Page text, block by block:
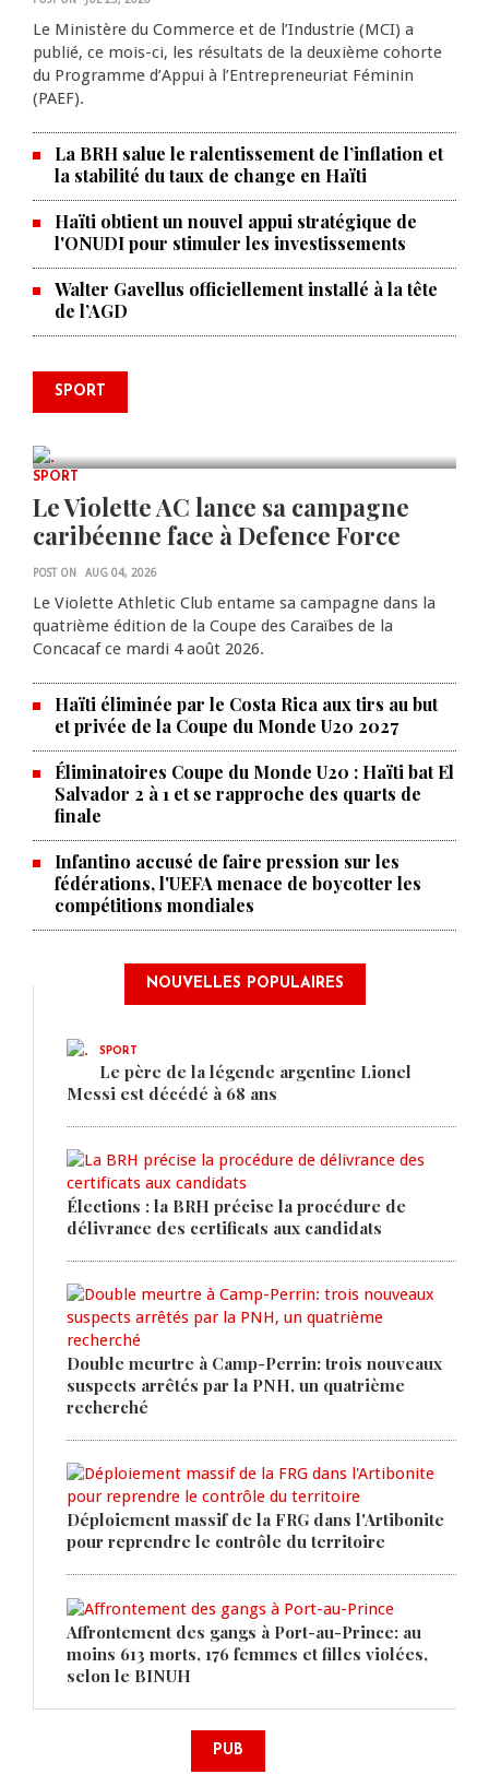
Le Ministère du Commerce et de l’Industrie (MCI) a
publié, ce mois-ci, les résultats de la deuxième cohorte
du Programme d’Appui à l’Entrepreneuriat Féminin
(PAEF).
La BRH salue le ralentissement de l’inflation et
la stabilité du taux de change en Haïti
Haïti obtient un nouvel appui stratégique de
l'ONUDI pour stimuler les investissements
Walter Gavellus officiellement installé à la tête
de l’AGD
SPORT
0 COMMENTS
Le père de la légende argentine
Lionel Messi est décédé à 68 ans
SPORT
Le Violette AC lance sa campagne
caribéenne face à Defence Force
POST ON AUG 04, 2026
Le Violette Athletic Club entame sa campagne dans la
quatrième édition de la Coupe des Caraïbes de la
Concacaf ce mardi 4 août 2026.
Haïti éliminée par le Costa Rica aux tirs au but
et privée de la Coupe du Monde U20 2027
Éliminatoires Coupe du Monde U20 : Haïti bat El
Salvador 2 à 1 et se rapproche des quarts de
finale
Infantino accusé de faire pression sur les
fédérations, l'UEFA menace de boycotter les
compétitions mondiales
NOUVELLES POPULAIRES
SPORT
Le père de la légende argentine Lionel
Messi est décédé à 68 ans
Élections : la BRH précise la procédure de
délivrance des certificats aux candidats
Double meurtre à Camp-Perrin: trois nouveaux
suspects arrêtés par la PNH, un quatrième
recherché
Déploiement massif de la FRG dans l'Artibonite
pour reprendre le contrôle du territoire
Affrontement des gangs à Port-au-Prince: au
moins 613 morts, 176 femmes et filles violées,
selon le BINUH
PUB